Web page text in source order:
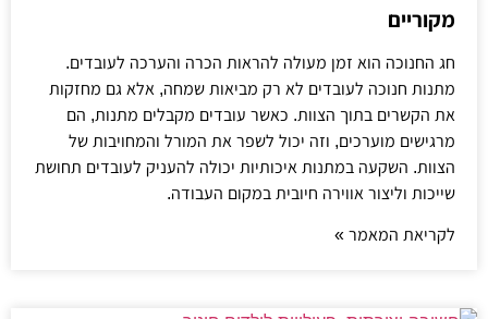
מקוריים
חג החנוכה הוא זמן מעולה להראות הכרה והערכה לעובדים.
מתנות חנוכה לעובדים לא רק מביאות שמחה, אלא גם מחזקות
את הקשרים בתוך הצוות. כאשר עובדים מקבלים מתנות, הם
מרגישים מוערכים, וזה יכול לשפר את המורל והמחויבות של
הצוות. השקעה במתנות איכותיות יכולה להעניק לעובדים תחושת
שייכות וליצור אווירה חיובית במקום העבודה.
לקריאת המאמר »